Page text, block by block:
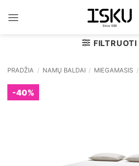
FILTRUOTI
PRADŽIA / NAMŲ BALDAI / MIEGAMASIS /
-40%